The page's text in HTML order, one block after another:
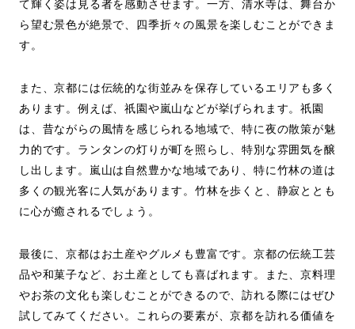
て輝く姿は見る者を感動させます。一方、清水寺は、舞台か
ら望む景色が絶景で、四季折々の風景を楽しむことができま
す。
また、京都には伝統的な街並みを保存しているエリアも多く
あります。例えば、祇園や嵐山などが挙げられます。祇園
は、昔ながらの風情を感じられる地域で、特に夜の散策が魅
力的です。ランタンの灯りが町を照らし、特別な雰囲気を醸
し出します。嵐山は自然豊かな地域であり、特に竹林の道は
多くの観光客に人気があります。竹林を歩くと、静寂ととも
に心が癒されるでしょう。
最後に、京都はお土産やグルメも豊富です。京都の伝統工芸
品や和菓子など、お土産としても喜ばれます。また、京料理
やお茶の文化も楽しむことができるので、訪れる際にはぜひ
試してみてください。これらの要素が、京都を訪れる価値を